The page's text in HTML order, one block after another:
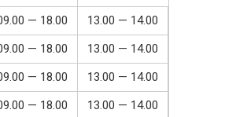
— 18.00
13.00 — 14.00
— 18.00
13.00 — 14.00
— 18.00
13.00 — 14.00
— 18.00
13.00 — 14.00